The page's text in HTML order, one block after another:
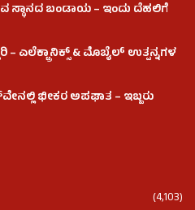
ಸ್ಥಾನದ ಬಂಡಾಯ – ಇಂದು ದೆಹಲಿಗೆ
– ಎಲೆಕ್ಟ್ರಾನಿಕ್ಸ್ & ಮೊಬೈಲ್ ಉತ್ಪನ್ನಗಳ
ಭೀಕರ ಅಪಘಾತ – ಇಬ್ಬರು
(4,103)